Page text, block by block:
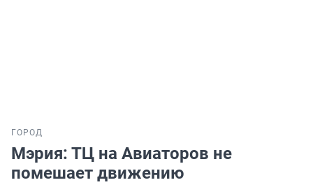
ГОРОД
Мэрия: ТЦ на Авиаторов не
помешает движению